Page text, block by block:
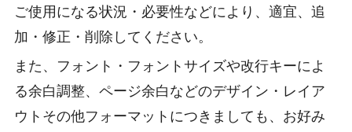
ご使用になる状況・必要性などにより、適宜、追
加・修正・削除してください。
また、フォント・フォントサイズや改行キーによ
る余白調整、ページ余白などのデザイン・レイア
ウトその他フォーマットにつきましても、お好み